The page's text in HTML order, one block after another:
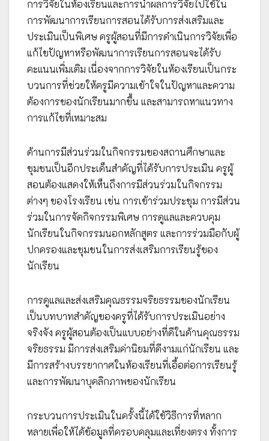
การวิจัยในห้องเรียนและการนำผลการวิจัยไปใช้ใน
การพัฒนาการเรียนการสอนได้รับการส่งเสริมและ
ประเมินเป็นพิเศษ ครูผู้สอนที่มีการดำเนินการวิจัยเพื่อ
แก้ไขปัญหาหรือพัฒนาการเรียนการสอนจะได้รับ
คะแนนเพิ่มเติม เนื่องจากการวิจัยในห้องเรียนเป็นกระ
บวนการที่ช่วยให้ครูมีความเข้าใจในปัญหาและความ
ต้องการของนักเรียนมากขึ้น และสามารถหาแนวทาง
การแก้ไขที่เหมาะสม
ด้านการมีส่วนร่วมในกิจกรรมของสถานศึกษาและ
ชุมชนเป็นอีกประเด็นสำคัญที่ได้รับการประเมิน ครูผู้
สอนต้องแสดงให้เห็นถึงการมีส่วนร่วมในกิจกรรม
ต่างๆ ของโรงเรียน เช่น การเข้าร่วมประชุม การมีส่วน
ร่วมในการจัดกิจกรรมพิเศษ การดูแลและควบคุม
นักเรียนในกิจกรรมนอกหลักสูตร และการร่วมมือกับผู้
ปกครองและชุมชนในการส่งเสริมการเรียนรู้ของ
นักเรียน
การดูแลและส่งเสริมคุณธรรมจริยธรรมของนักเรียน
เป็นบทบาทสำคัญของครูที่ได้รับการประเมินอย่าง
จริงจัง ครูผู้สอนต้องเป็นแบบอย่างที่ดีในด้านคุณธรรม
จริยธรรม มีการส่งเสริมค่านิยมที่ดีงามแก่นักเรียน และ
มีการสร้างบรรยากาศในห้องเรียนที่เอื้อต่อการเรียนรู้
และการพัฒนาบุคลิกภาพของนักเรียน
กระบวนการประเมินในครั้งนี้ได้ใช้วิธีการที่หลาก
หลายเพื่อให้ได้ข้อมูลที่ครอบคลุมและเที่ยงตรง ทั้งการ